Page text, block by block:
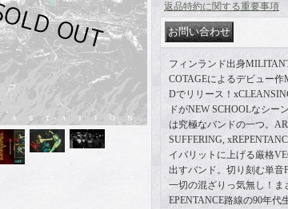
返品特約に関する重要事項
フィンランド出身
COTAGEによるデビュー作
Dでリリース！
ドがNEW SCHOOLなシー
は究極なバンドの一つ。
SUFFERING,
イバリットに上げる厳格
出すバンド。切り刻む単音
一切の混ざりっ気無し！ま
EPENTANCE路線の90年代